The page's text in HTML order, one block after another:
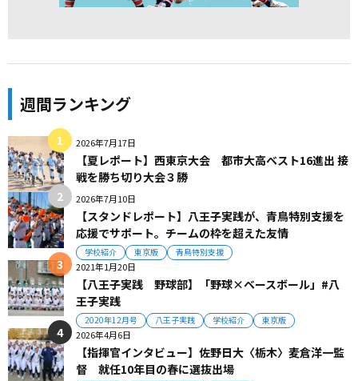
週間ランキング
2026年7月17日
【夏レポート】西東京大会 都市大高ベスト16進出 接
戦を勝ち切り大会３勝
2026年7月10日
【スタンドレポート】八王子実践が、青鳥特別支援を
応援でサポート。チームの枠を超えた友情
学校紹介 東京版 青鳥特別支援
2021年1月20日
【八王子実践 野球部】「野球×ベースボール」#八
王子実践
2020年12月号 八王子実践 学校紹介 東京版
2026年4月6日
【指揮官インタビュー】佐野日大〈栃木〉麦倉洋一監
督 就任10年目の春に選抜出場